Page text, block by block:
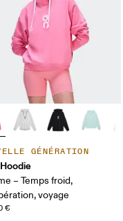
GÉNÉRATION
– Temps froid,
voyage
€